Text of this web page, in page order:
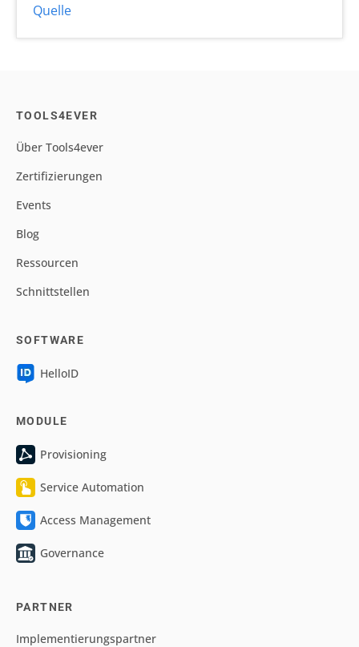
Quelle
TOOLS4EVER
Über Tools4ever
Zertifizierungen
Events
Blog
Ressourcen
Schnittstellen
SOFTWARE
HelloID
MODULE
Provisioning
Service Automation
Access Management
Governance
PARTNER
Implementierungspartner